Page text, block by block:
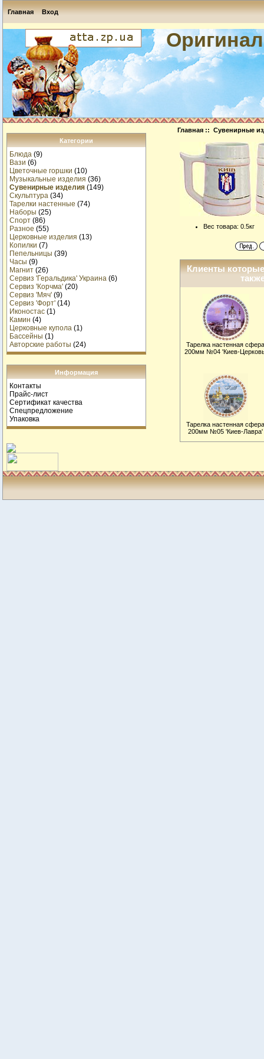
Главная Вход
Категории
Блюда (9)
Вази (6)
Цветочные горшки (10)
Музыкальные изделия (36)
Сувенирные изделия (149)
Скульптура (34)
Тарелки настенные (74)
Наборы (25)
Спорт (86)
Разное (55)
Церковные изделия (13)
Копилки (7)
Пепельницы (39)
Часы (9)
Магнит (26)
Сервиз 'Геральдика' Украина (6)
Сервиз 'Корчма' (20)
Сервиз 'Мяч' (9)
Сервиз 'Форт' (14)
Иконостас (1)
Камин (4)
Церковные купола (1)
Бассейны (1)
Авторские работы (24)
Информация
Контакты
Прайс-лист
Сертификат качества
Спецпредложение
Упаковка
Главная ::Сувенирные
Вес товара: 0.5кг
Клиенты
Тарелка настенная
200мм №04 'Киев-
Тарелка настенная
200мм №05 'Киев-Лавра'